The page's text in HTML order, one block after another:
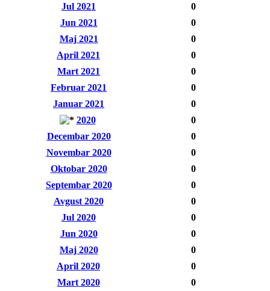
Jul 2021
0
Jun 2021
0
Maj 2021
0
April 2021
0
Mart 2021
0
Februar 2021
0
Januar 2021
0
2020
0
Decembar 2020
0
Novembar 2020
0
Oktobar 2020
0
Septembar 2020
0
Avgust 2020
0
Jul 2020
0
Jun 2020
0
Maj 2020
0
April 2020
0
Mart 2020
0